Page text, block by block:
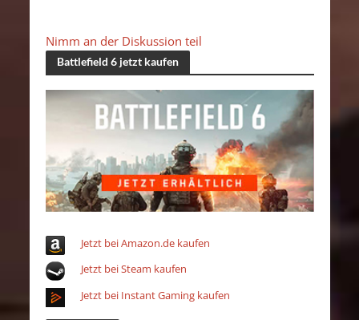
Nimm an der Diskussion teil
Battlefield 6 jetzt kaufen
Jetzt bei Amazon.de kaufen
Jetzt bei Steam kaufen
Jetzt bei Instant Gaming kaufen